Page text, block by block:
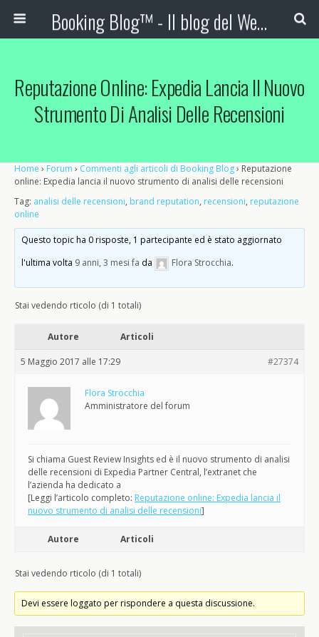
Booking Blog™ - Il blog del Web Marketing Turistico
Reputazione Online: Expedia Lancia Il Nuovo
Strumento Di Analisi Delle Recensioni
Home › Forum › Commenti agli articoli di Booking Blog› Reputazione
online: Expedia lancia il nuovo strumento di analisi delle recensioni
Tag: analisi delle recensioni, brand reputation, recensioni, reputazione
online
Questo topic ha 0 risposte, 1 partecipante ed è stato aggiornato
l'ultima volta 9 anni, 3 mesi fa da Flora Strocchia.
Stai vedendo rticolo (di 1 totali)
Autore Articoli
5 Maggio 2017 alle 17:29 #27374
Flora Strocchia
Amministratore del forum
Si chiama Guest Review Insights ed è il nuovo strumento di analisi
delle recensioni di Expedia Partner Central, l’extranet che
l’azienda ha dedicato a
[Leggi l’articolo completo: Reputazione online: Expedia lancia il
nuovo strumento di analisi delle recensioni]
Autore Articoli
Stai vedendo rticolo (di 1 totali)
Devi essere loggato per rispondere a questa discussione.